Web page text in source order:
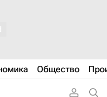
Общество